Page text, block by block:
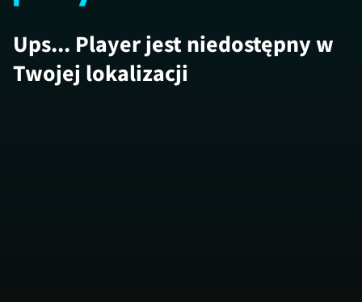
Ups... Player jest niedostępny w
Twojej lokalizacji